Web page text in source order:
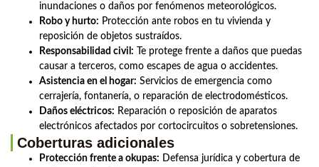
inundaciones o daños por fenómenos meteorológicos.
Robo y hurto: Protección ante robos en tu vivienda y
reposición de objetos sustraídos.
Responsabilidad civil: Te protege frente a daños que puedas
causar a terceros, como escapes de agua o accidentes.
Asistencia en el hogar: Servicios de emergencia como
cerrajería, fontanería, o reparación de electrodomésticos.
Daños eléctricos: Reparación o reposición de aparatos
electrónicos afectados por cortocircuitos o sobretensiones.
Coberturas adicionales
Protección frente a okupas: Defensa jurídica y cobertura de